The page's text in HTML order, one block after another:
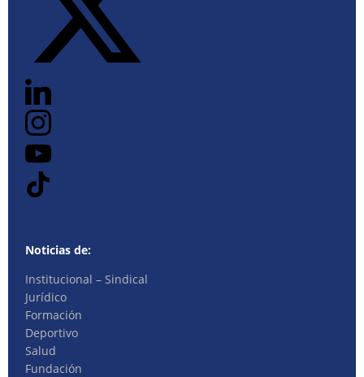
Noticias de:
Institucional – Sindical
Jurídico
Formación
Deportivo
Salud
Fundación